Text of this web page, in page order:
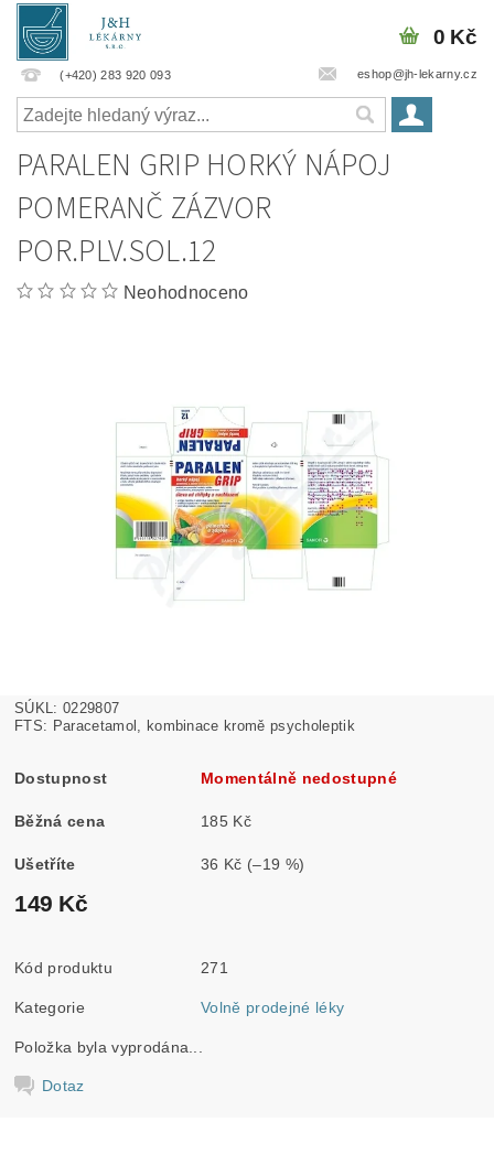
(+420) 283 920 093 eshop@jh-lekarny.cz
0 Kč
PARALEN GRIP HORKÝ NÁPOJ
POMERANČ ZÁZVOR
POR.PLV.SOL.12
Neohodnoceno
SÚKL: 0229807
FTS: Paracetamol, kombinace kromě psycholeptik
Dostupnost Momentálně nedostupné
Běžná cena 185 Kč
Ušetříte 36 Kč (–19 %)
149 Kč
Kód produktu 271
Kategorie Volně prodejné léky
Položka byla vyprodána...
Dotaz